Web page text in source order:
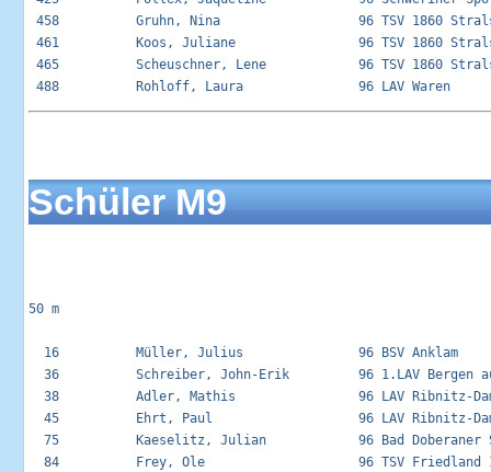
Schüler M9
50 m
16          Müller, Julius
36          Schreiber, John-Erik         96 1.LAV
38          Adler, Mathis                96 LAV
45          Ehrt, Paul                   96 LAV
75          Kaeselitz, Julian            96 Bad
84          Frey, Ole                    96 TSV